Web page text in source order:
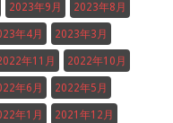
2023年9月 2023年8月
年4月 2023年3月
年11月 2022年10月
年6月 2022年5月
年1月 2021年12月